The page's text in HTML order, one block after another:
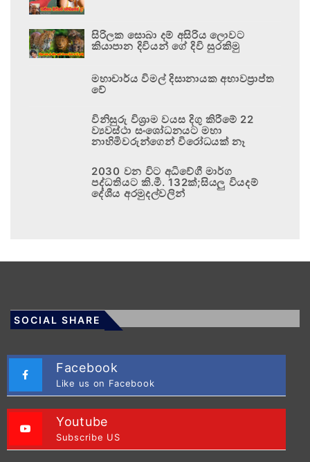
සිරිලක සොබා දම් අසිරිය ලොවට
කියාපාන දිවියන් ගේ දිවි සුරකිමු
මහාචාර්ය විමල් දිසානායක අභාවප්‍රාප්ත
වේ
විනිසුරු විශ්‍රාම වයස දිගු කිරීමේ 22
ව්‍යවස්ථා සංශෝධනයට මහා
නාහිමිවරුන්ගෙන් විරෝධයක් නෑ
2030 වන විට අධිවේගී මාර්ග
පද්ධතියට කි.මී. 132ක්;සියලු වියදම්
දේශීය අරමුදල්වලින්
SOCIAL SHARE
Facebook
Like us on Facebook
Youtube
Subscribe US